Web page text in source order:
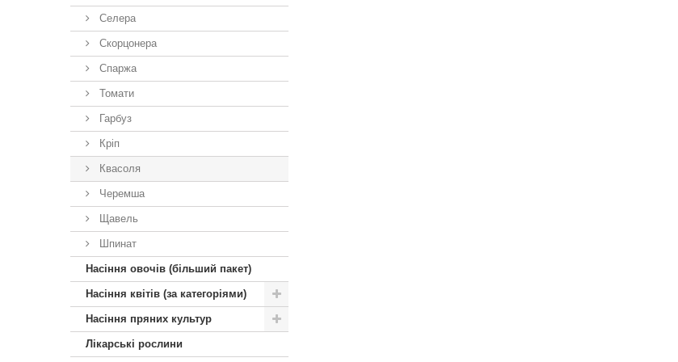
Селера
Скорцонера
Спаржа
Томати
Гарбуз
Кріп
Квасоля
Черемша
Щавель
Шпинат
Насіння овочів (більший пакет)
Насіння квітів (за категоріями)
Насіння пряних культур
Лікарські рослини